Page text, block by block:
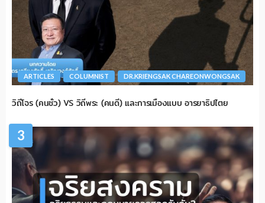
ARTICLES COLUMNIST DR.KRIENGSAK CHAREONWONGSAK
วิถีโจร (คนชั่ว) VS วิถีพระ (คนดี) และการเมืองแบบ อารยาธิปไตย
3